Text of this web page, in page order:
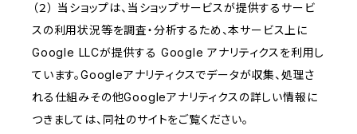
（２） 当ショップは、当ショップサービスが提供するサービ
スの利用状況等を調査・分析するため、本サービス上に
Google LLCが提供する Google アナリティクスを利用し
ています。Googleアナリティクスでデータが収集、処理さ
れる仕組みその他Googleアナリティクスの詳しい情報に
つきましては、同社のサイトをご覧ください。